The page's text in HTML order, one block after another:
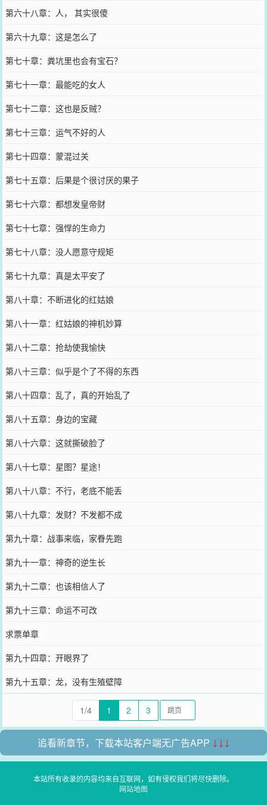
第六十八章：人， 其实很傻
第六十九章：这是怎么了
第七十章：粪坑里也会有宝石？
第七十一章：最能吃的女人
第七十二章：这也是反贼？
第七十三章：运气不好的人
第七十四章：蒙混过关
第七十五章：后果是个很讨厌的果子
第七十六章：都想发皇帝财
第七十七章：强悍的生命力
第七十八章：没人愿意守规矩
第七十九章：真是太平安了
第八十章：不断进化的红姑娘
第八十一章：红姑娘的神机妙算
第八十二章：抢劫使我愉快
第八十三章：似乎是个了不得的东西
第八十四章：乱了，真的开始乱了
第八十五章：身边的宝藏
第八十六章：这就撕破脸了
第八十七章：星图？星途！
第八十八章：不行，老底不能丢
第八十九章：发财？不发都不成
第九十章：战事来临，家眷先跑
第九十一章：神奇的逆生长
第九十二章：也该相信人了
第九十三章：命运不可改
求票单章
第九十四章：开眼界了
第九十五章：龙，没有生殖壁障
1/4 1 2 3
追看新章节，下载本站客户端无广告APP ↓↓↓
本站所有收录的内容均来自互联网，如有侵权我们将尽快删除。
网站地图